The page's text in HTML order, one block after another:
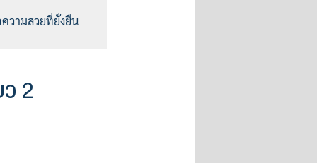
วามสวยที่ยั่งยืน
2